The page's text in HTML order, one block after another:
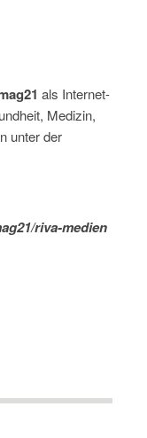
als Internet-
Medizin,
unter der
riva-medien